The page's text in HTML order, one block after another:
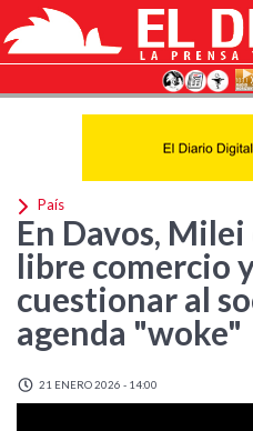
País
En Davos,
libre comercio
cuestionar al
agenda "woke"
21 ENERO 2026 - 14:00